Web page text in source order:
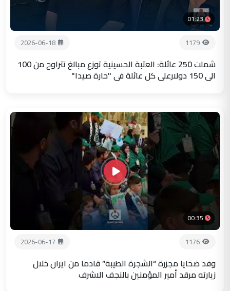
01:23
1179
2026-06-18
شملت 250 عائلة: العتبة الحسينية توزع مبالغ تتراوح من 100
الى 150 دولارعلى كل عائلة في "حارة صيدا"
00:35
1176
2026-06-17
وفد ضحايا مجزرة “الشجرة الطيبة” قادما من ايران خلال
زيارته مرقد أمير المؤمنين بالنجف الاشرف